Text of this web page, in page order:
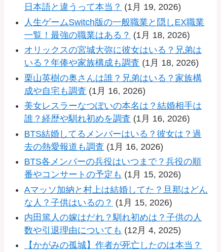
日本語と違うって本当？ (1月 19, 2026)
人生ゲームSwitch版の一般職業と隠しEX職業
一覧！最強の職業はある？ (1月 18, 2026)
オリックスの宮城大弥に彼女はいる？兄弟は
いる？年俸や家族構成も調査 (1月 18, 2026)
栗山英樹の奥さんは誰？兄弟はいる？家族構
成や自宅も調査 (1月 16, 2026)
美女レスラーなつぽいの本名は？結婚相手は
誰？経歴や馴れ初めを調査 (1月 16, 2026)
BTS結婚してるメンバーはいる？彼女は？過
去の熱愛報道も調査 (1月 16, 2026)
BTS各メンバーの兵役はいつまで？兵役の順
番やコンサートの予定も (1月 15, 2026)
Aマッソ加納と村上は結婚してた？旦那はどん
な人？子供はいるの？ (1月 15, 2026)
内田篤人の嫁はだれ？馴れ初めは？子供の人
数や引退理由についても (12月 4, 2025)
【かがみの孤城】作者が死亡したのは本当？